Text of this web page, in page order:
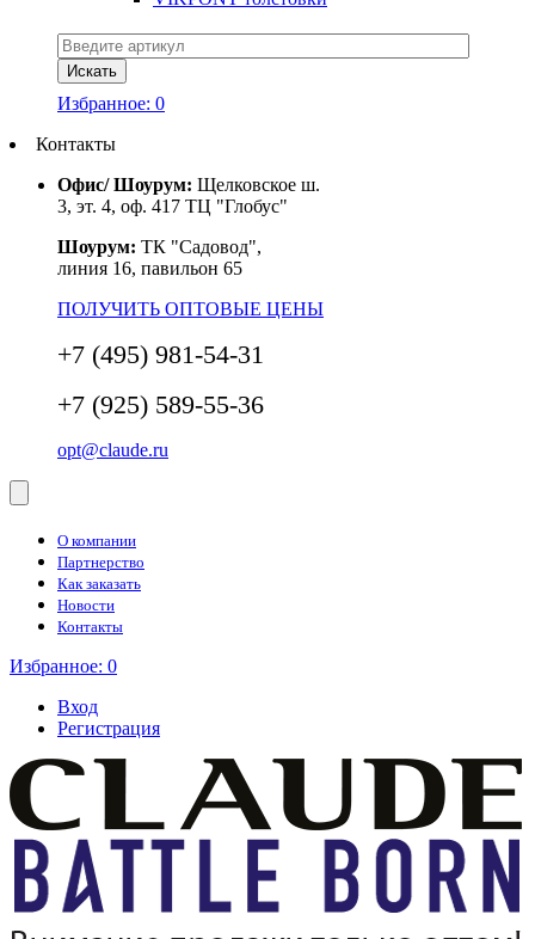
Избранное: 0
Контакты
Офис/ Шоурум: Щелковское ш.
3, эт. 4, оф. 417 ТЦ "Глобус"
Шоурум: ТК "Садовод",
линия 16, павильон 65
ПОЛУЧИТЬ ОПТОВЫЕ ЦЕНЫ
+7 (495) 981-54-31
+7 (925) 589-55-36
opt@claude.ru
О компании
Партнерство
Как заказать
Новости
Контакты
Избранное: 0
Вход
Регистрация